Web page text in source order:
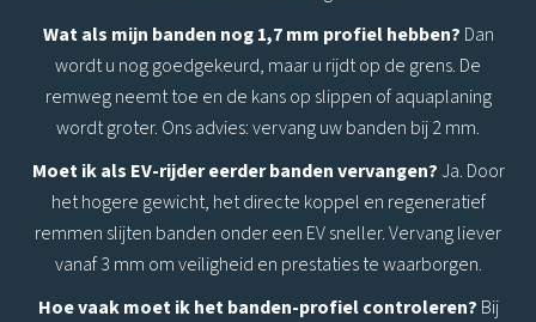
Wat als mijn banden nog 1,7 mm profiel hebben? Dan
wordt u nog goedgekeurd, maar u rijdt op de grens. De
remweg neemt toe en de kans op slippen of aquaplaning
wordt groter. Ons advies: vervang uw banden bij 2 mm.
Moet ik als EV-rijder eerder banden vervangen?Ja. Door
het hogere gewicht, het directe koppel en regeneratief
remmen slijten banden onder een EV sneller. Vervang liever
vanaf 3 mm om veiligheid en prestaties te waarborgen.
Hoe vaak moet ik het banden-profiel controleren? Bij